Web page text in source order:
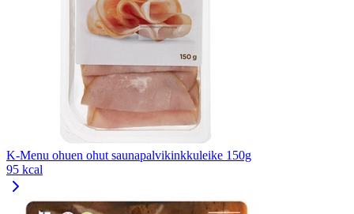
K-Menu ohuen ohut saunapalvikinkkuleike 150g
95 kcal